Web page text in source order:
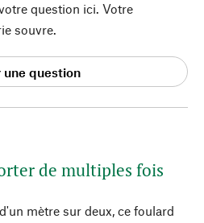
de multiples fois
mètre sur deux, ce foulard
question ici. Votre
souvre.
une question